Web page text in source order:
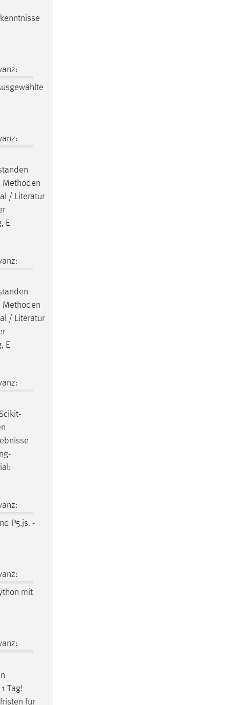
Methoden
/ Literatur
E
Methoden
/ Literatur
E
P5.js. -
mit
Tag!
für